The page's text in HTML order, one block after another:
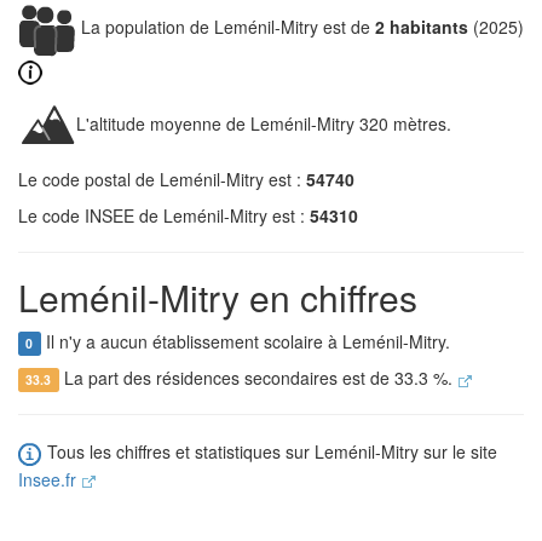
La population de Leménil-Mitry est de 2 habitants (2025)
L'altitude moyenne de Leménil-Mitry 320 mètres.
Le code postal de Leménil-Mitry est : 54740
Le code INSEE de Leménil-Mitry est : 54310
Leménil-Mitry en chiffres
0 Il n'y a aucun établissement scolaire à Leménil-Mitry.
33.3 La part des résidences secondaires est de 33.3 %.
Tous les chiffres et statistiques sur Leménil-Mitry sur le site
Insee.fr